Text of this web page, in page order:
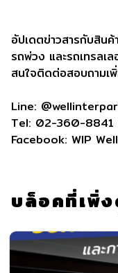
อัปเดตข่าวสารกับสินค้
รถพ่วง และรถเทรลเล
สนใจติดต่อสอบถามเ
Line:
Tel: 02-360-8841
Facebook: WIP
บล็อคที่เพิ่ง